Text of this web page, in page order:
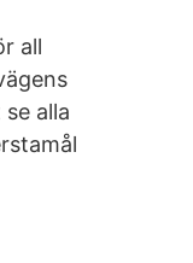
all
alla